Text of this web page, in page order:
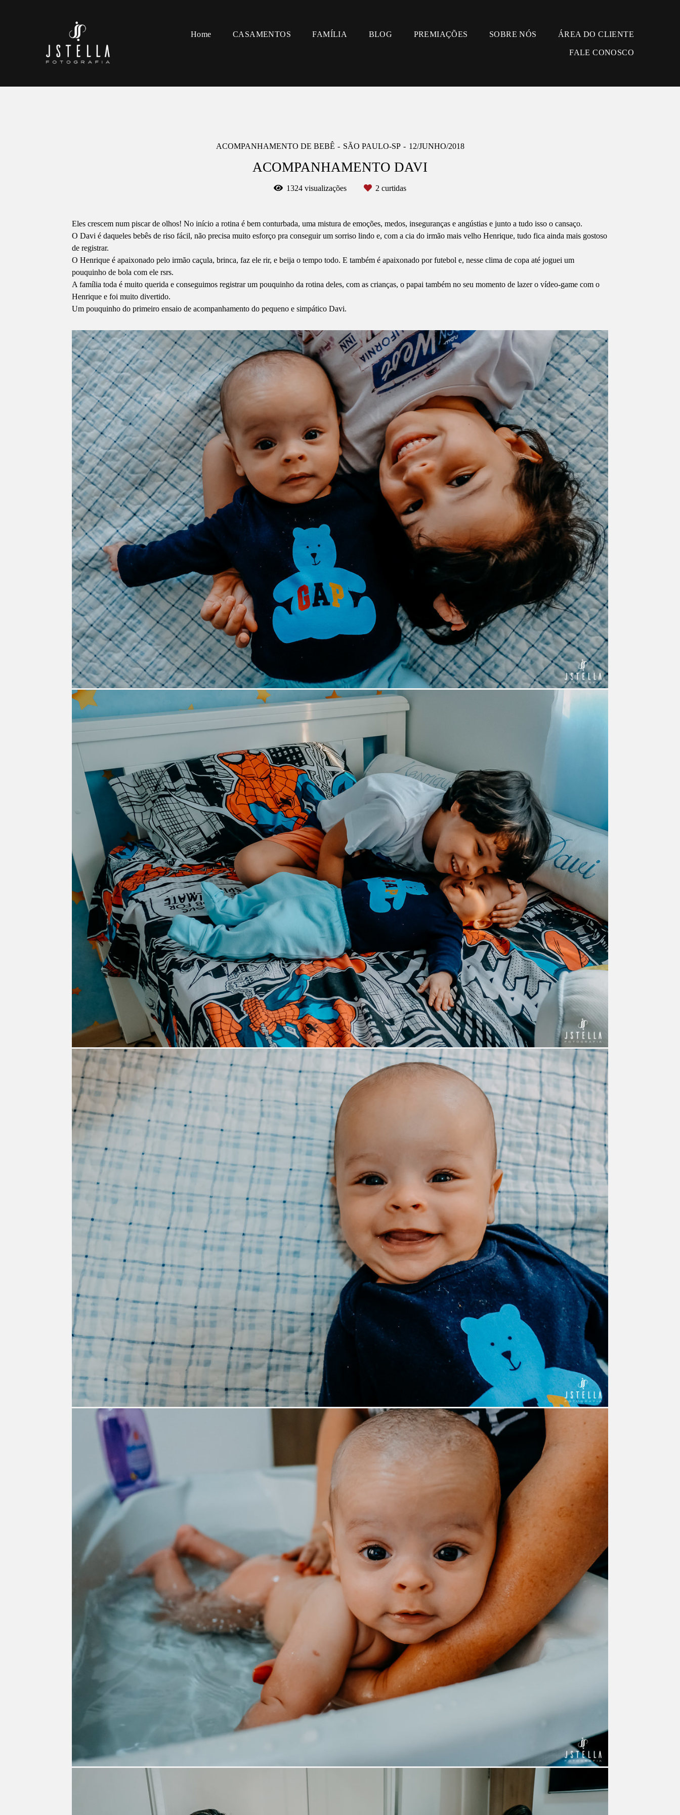
Home CASAMENTOS FAMÍLIA BLOG PREMIAÇÕES SOBRE NÓS ÁREA DO CLIENTE
FALE CONOSCO
ACOMPANHAMENTO DE BEBÊ SÃO PAULO-SP 12/JUNHO/2018
ACOMPANHAMENTO DAVI
1324 visualizações 2 curtidas
Eles crescem num piscar de olhos! No início a rotina é bem conturbada, uma mistura de emoções, medos, inseguranças e angústias e junto a tudo isso o cansaço.
O Davi é daqueles bebês de riso fácil, não precisa muito esforço pra conseguir um sorriso lindo e, com a cia do irmão mais velho Henrique, tudo fica ainda mais gostoso
de registrar.
O Henrique é apaixonado pelo irmão caçula, brinca, faz ele rir, e beija o tempo todo. E também é apaixonado por futebol e, nesse clima de copa até joguei um
pouquinho de bola com ele rsrs.
A família toda é muito querida e conseguimos registrar um pouquinho da rotina deles, com as crianças, o papai também no seu momento de lazer o vídeo-game com o
Henrique e foi muito divertido.
Um pouquinho do primeiro ensaio de acompanhamento do pequeno e simpático Davi.